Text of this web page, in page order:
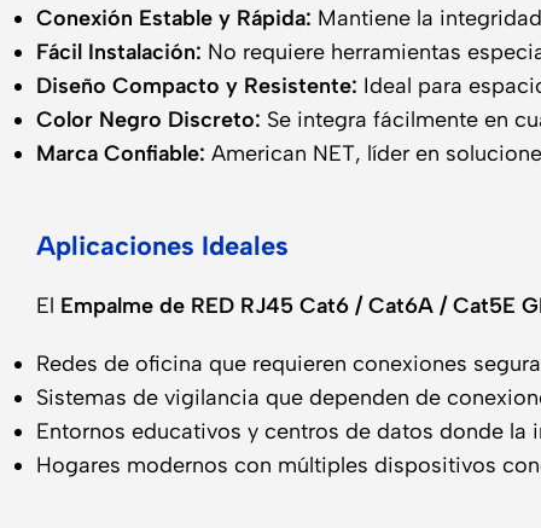
Conexión Estable y Rápida: Mantiene la
Fácil Instalación: No requiere herramientas
Diseño Compacto y Resistente: Ideal para
Color Negro Discreto: Se integra fácilmente en
Marca Confiable: American NET, líder en
Aplicaciones Ideales
El Empalme de RED RJ45 Cat6 / Cat6A / Cat5E
Redes de oficina que requieren conexiones
Sistemas de vigilancia que dependen de
Entornos educativos y centros de datos donde la
Hogares modernos con múltiples dispositivos